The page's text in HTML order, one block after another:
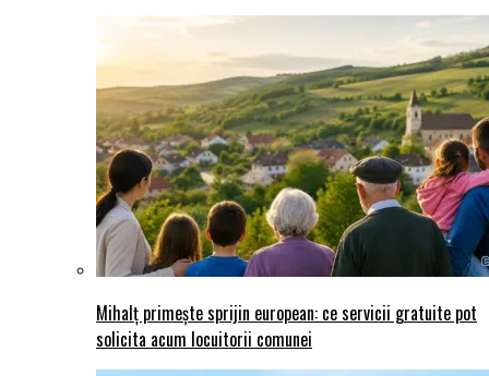
Mihalț primește sprijin european: ce servicii gratuite pot
solicita acum locuitorii comunei